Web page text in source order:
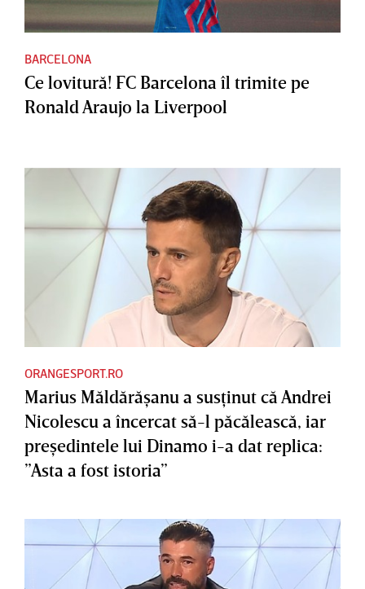
BARCELONA
Ce lovitură! FC Barcelona îl trimite pe
Ronald Araujo la Liverpool
ORANGESPORT.RO
Marius Măldărăşanu a susţinut că Andrei
Nicolescu a încercat să-l păcălească, iar
preşedintele lui Dinamo i-a dat replica:
”Asta a fost istoria”